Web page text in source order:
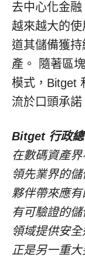
去中心化金
越來越大的
道其儲備獲
產。 隨著區
模式，Bitget
流於口頭承諾
Bitget 行政
在數碼資產
領先業界的
夥伴帶來應
有可驗證的
領域提供安
正是另一重大